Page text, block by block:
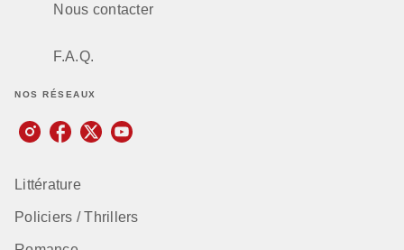
Nous contacter
F.A.Q.
NOS RÉSEAUX
Littérature
Policiers / Thrillers